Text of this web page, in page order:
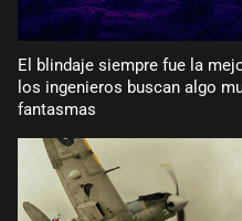
El blindaje siempre fue la
los ingenieros buscan algo
fantasmas